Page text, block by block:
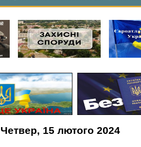
15 лютого 2024